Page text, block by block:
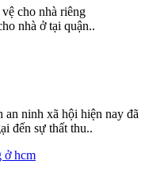
cho nhà riêng
nhà ở tại quận..
an ninh xã hội hiện nay đã
đến sự thất thu..